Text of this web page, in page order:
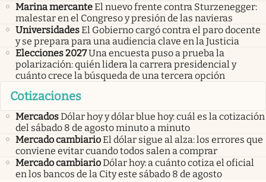
Marina mercanteEl nuevo frente contra Sturzenegger:
malestar en el Congreso y presión de las navieras
UniversidadesEl Gobierno cargó contra el paro docente
y se prepara para una audiencia clave en la Justicia
Elecciones 2027Una encuesta puso a prueba la
polarización: quién lidera la carrera presidencial y
cuánto crece la búsqueda de una tercera opción
Cotizaciones
MercadosDólar hoy y dólar blue hoy: cuál es la cotización
del sábado 8 de agosto minuto a minuto
Mercado cambiarioEl dólar sigue al alza: los errores que
conviene evitar cuando todos salen a comprar
Mercado cambiarioDólar hoy: a cuánto cotiza el oficial
en los bancos de la City este sábado 8 de agosto